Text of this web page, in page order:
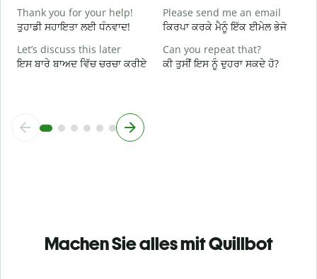
Thank you for your help!
ਤੁਹਾਡੀ ਸਹਾਇਤਾ ਲਈ ਧੰਨਵਾਦ!
Please send me an email
ਕਿਰਪਾ ਕਰਕੇ ਮੈਨੂੰ ਇੱਕ ਈਮੇਲ ਭੇਜੋ
Let’s discuss this later
ਇਸ ਬਾਰੇ ਬਾਅਦ ਵਿੱਚ ਚਰਚਾ ਕਰੀਏ
Can you repeat that?
ਕੀ ਤੁਸੀਂ ਇਸ ਨੂੰ ਦੁਹਰਾ ਸਕਦੇ ਹੋ?
Machen Sie alles mit Quillbot